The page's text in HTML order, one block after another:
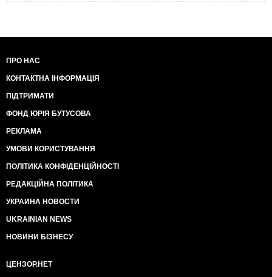
ПРО НАС
КОНТАКТНА ІНФОРМАЦІЯ
ПІДТРИМАТИ
ФОНД ЮРІЯ БУТУСОВА
РЕКЛАМА
УМОВИ КОРИСТУВАННЯ
ПОЛІТИКА КОНФІДЕНЦІЙНОСТІ
РЕДАКЦІЙНА ПОЛІТИКА
УКРАИНА НОВОСТИ
UKRAINIAN NEWS
НОВИНИ БІЗНЕСУ
ЦЕНЗОР.НЕТ